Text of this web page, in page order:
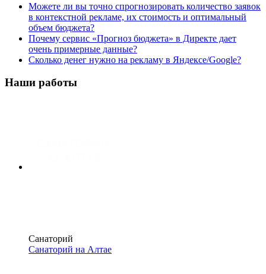
Можете ли вы точно спрогнозировать количество заявок
в контекстной рекламе, их стоимость и оптимальный
объем бюджета?
Почему сервис «Прогноз бюджета» в Директе дает
очень примерные данные?
Сколько денег нужно на рекламу в Яндексе/Google?
Наши работы
Санаторий
Санаторий на Алтае